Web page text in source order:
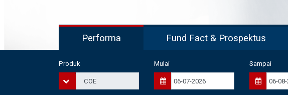
Performa Fund Fact & Prospektus
Produk Mulai Sampai